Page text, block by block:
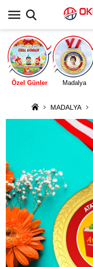
Özel Günler Madalya
MADALYA